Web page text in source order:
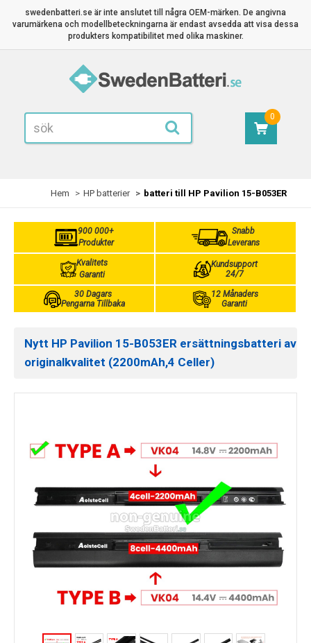
swedenbatteri.se är inte anslutet till några OEM-märken. De angivna
varumärkena och modellbeteckningarna är endast avsedda att visa dessa
produkters kompatibilitet med olika maskiner.
0
Hem HP batterier batteri till HP Pavilion 15-B053ER
900 000+
Produkter
Snabb
Leverans
Kvalitets
Garanti
Kundsupport
24/7
30 Dagars
Pengarna Tillbaka
12 Månaders
Garanti
Nytt HP Pavilion 15-B053ER ersättningsbatteri av
originalkvalitet (2200mAh,4 Celler)